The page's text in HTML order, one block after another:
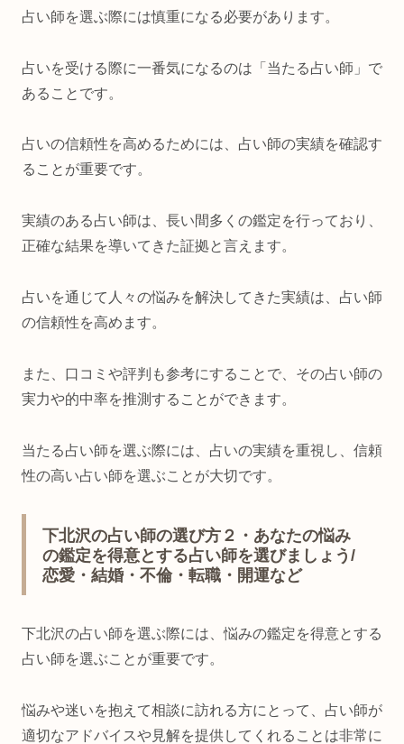
占い師を選ぶ際には慎重になる必要があります。
占いを受ける際に一番気になるのは「当たる占い師」で
あることです。
占いの信頼性を高めるためには、占い師の実績を確認す
ることが重要です。
実績のある占い師は、長い間多くの鑑定を行っており、
正確な結果を導いてきた証拠と言えます。
占いを通じて人々の悩みを解決してきた実績は、占い師
の信頼性を高めます。
また、口コミや評判も参考にすることで、その占い師の
実力や的中率を推測することができます。
当たる占い師を選ぶ際には、占いの実績を重視し、信頼
性の高い占い師を選ぶことが大切です。
下北沢の占い師の選び方２・あなたの悩み
の鑑定を得意とする占い師を選びましょう/
恋愛・結婚・不倫・転職・開運など
下北沢の占い師を選ぶ際には、悩みの鑑定を得意とする
占い師を選ぶことが重要です。
悩みや迷いを抱えて相談に訪れる方にとって、占い師が
適切なアドバイスや見解を提供してくれることは非常に